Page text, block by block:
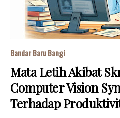
Bandar Baru Bangi
Mata Letih Akibat
Computer Vision
Terhadap